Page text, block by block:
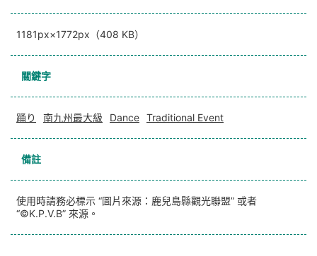
1181px×1772px（408 KB）
關鍵字
踊り 南九州最大級 Dance Traditional Event
備註
使用時請務必標示 “圖片來源：鹿兒島縣觀光聯盟” 或者
“©K.P.V.B” 來源。